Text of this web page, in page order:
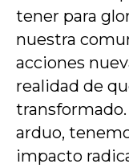
tener para
nuestra
acciones
realidad de
arduo,
impacto